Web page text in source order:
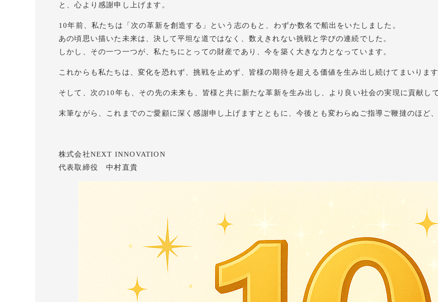
と、心より感謝申し上げます。
10年前、私たちは「次の革新を創造する」という志のもと、わずか数名で船出をいたしました。
あの頃思い描いた未来は、決して平坦な道ではなく、数えきれない挑戦と学びの連続でした。
しかし、その一つ一つが、私たちにとっての財産であり、今を築く大きな力となっています。
これからも私たちは、変化を恐れず、挑戦を止めず、皆様の期待を超える価値を生み出し続けてまいりま
そして、次の10年も、その先の未来も、皆様と共に新たな革新を生み出し、より良い社会の実現に貢献し
末筆ながら、これまでのご愛顧に深く感謝申し上げますとともに、今後とも変わらぬご指導ご鞭撻のほど
株式会社NEXT INNOVATION
代表取締役 中村直貴